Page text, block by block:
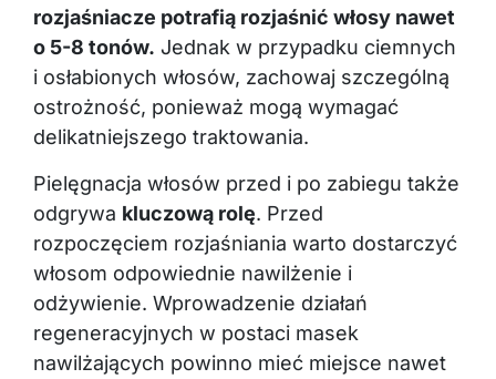
rozjaśniacze potrafią rozjaśnić włosy nawet
o 5-8 tonów. Jednak w przypadku ciemnych
i osłabionych włosów, zachowaj szczególną
ostrożność, ponieważ mogą wymagać
delikatniejszego traktowania.
Pielęgnacja włosów przed i po zabiegu także
odgrywa kluczową rolę. Przed
rozpoczęciem rozjaśniania warto dostarczyć
włosom odpowiednie nawilżenie i
odżywienie. Wprowadzenie działań
regeneracyjnych w postaci masek
nawilżających powinno mieć miejsce nawet